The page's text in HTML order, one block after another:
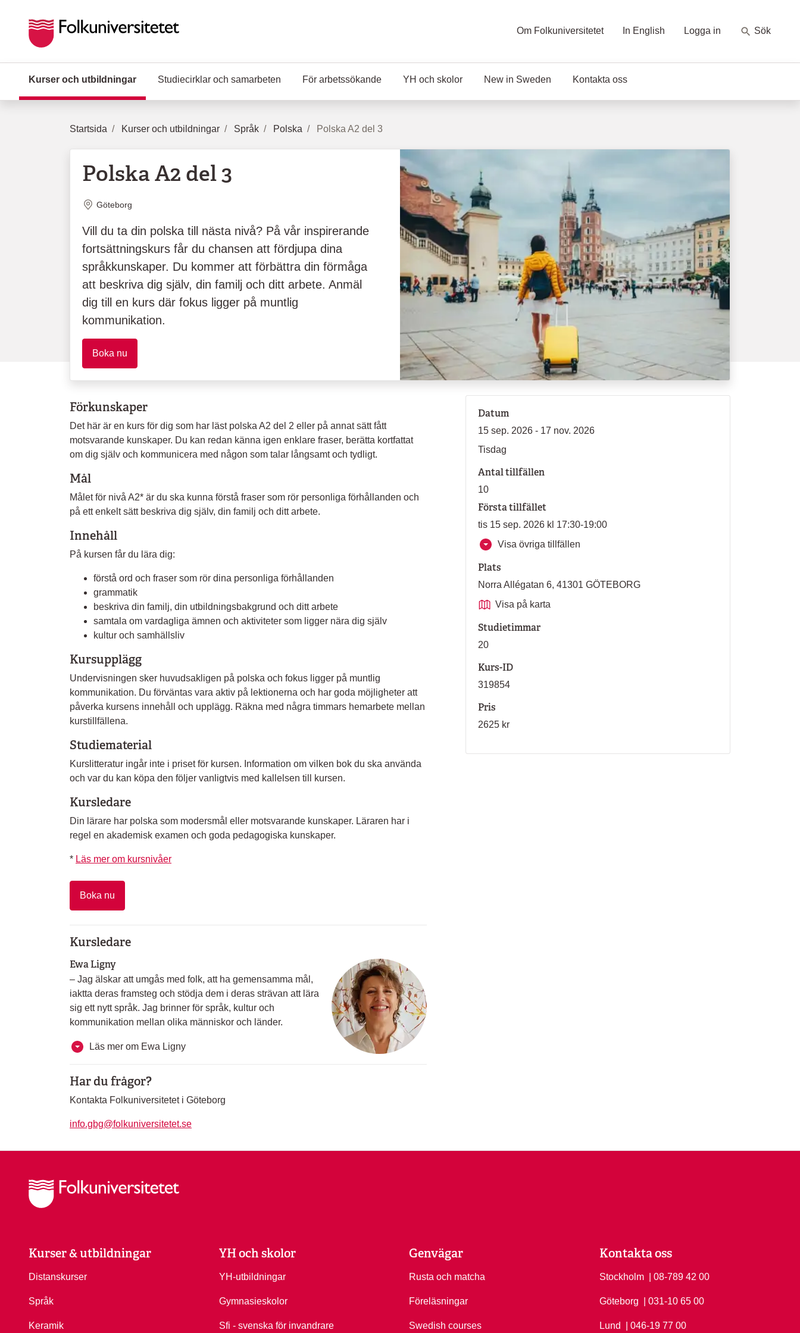
Om Folkuniversitetet In English Logga in Sök
Kurser och utbildningar (Aktuell sida)
Studiecirklar och samarbeten För arbetssökande YH och skolor New in Sweden Kontakta oss
Startsida Kurser och utbildningar Språk Polska Polska A2 del 3
Polska A2 del 3
Plats
Göteborg
Vill du ta din polska till nästa nivå? På vår inspirerande
fortsättningskurs får du chansen att fördjupa dina
språkkunskaper. Du kommer att förbättra din förmåga
att beskriva dig själv, din familj och ditt arbete. Anmäl
dig till en kurs där fokus ligger på muntlig
kommunikation.
Boka nu
Förkunskaper
Det här är en kurs för dig som har läst polska A2 del 2 eller på annat sätt fått
motsvarande kunskaper. Du kan redan känna igen enklare fraser, berätta kortfattat
om dig själv och kommunicera med någon som talar långsamt och tydligt.
Mål
Målet för nivå A2* är du ska kunna förstå fraser som rör personliga förhållanden och
på ett enkelt sätt beskriva dig själv, din familj och ditt arbete.
Innehåll
På kursen får du lära dig:
förstå ord och fraser som rör dina personliga förhållanden
grammatik
beskriva din familj, din utbildningsbakgrund och ditt arbete
samtala om vardagliga ämnen och aktiviteter som ligger nära dig själv
kultur och samhällsliv
Kursupplägg
Undervisningen sker huvudsakligen på polska och fokus ligger på muntlig
kommunikation. Du förväntas vara aktiv på lektionerna och har goda möjligheter att
påverka kursens innehåll och upplägg. Räkna med några timmars hemarbete mellan
kurstillfällena.
Studiematerial
Kurslitteratur ingår inte i priset för kursen. Information om vilken bok du ska använda
och var du kan köpa den följer vanligtvis med kallelsen till kursen.
Kursledare
Din lärare har polska som modersmål eller motsvarande kunskaper. Läraren har i
regel en akademisk examen och goda pedagogiska kunskaper.
* Läs mer om kursnivåer
Boka nu
Kursledare
Ewa Ligny
– Jag älskar att umgås med folk, att ha gemensamma mål,
iaktta deras framsteg och stödja dem i deras strävan att lära
sig ett nytt språk. Jag brinner för språk, kultur och
kommunikation mellan olika människor och länder.
Läs mer om Ewa Ligny
Har du frågor?
Kontakta Folkuniversitetet i Göteborg
info.gbg@folkuniversitetet.se
Datum
15 sep. 2026 - 17 nov. 2026
Tisdag
Antal tillfällen
10
Första tillfället
tis 15 sep. 2026 kl 17:30-19:00
Visa övriga tillfällen
Plats
Norra Allégatan 6, 41301 GÖTEBORG
Visa på karta
Studietimmar
20
Kurs-ID
319854
Pris
2625 kr
Kurser & utbildningar
Distanskurser
Språk
Keramik
YH och skolor
YH-utbildningar
Gymnasieskolor
Sfi - svenska för invandrare
Genvägar
Rusta och matcha
Föreläsningar
Swedish courses
Kontakta oss
Stockholm Ring Stockholm på
| 08-789 42 00
Göteborg Ring Göteborg på
| 031-10 65 00
Lund Ring Lund på
| 046-19 77 00